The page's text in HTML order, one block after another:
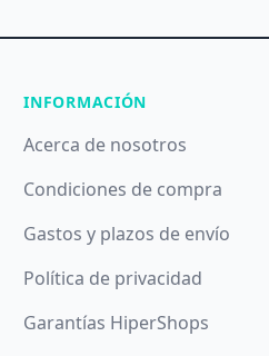
INFORMACIÓN
Acerca de nosotros
Condiciones de compra
Gastos y plazos de envío
Política de privacidad
Garantías HiperShops